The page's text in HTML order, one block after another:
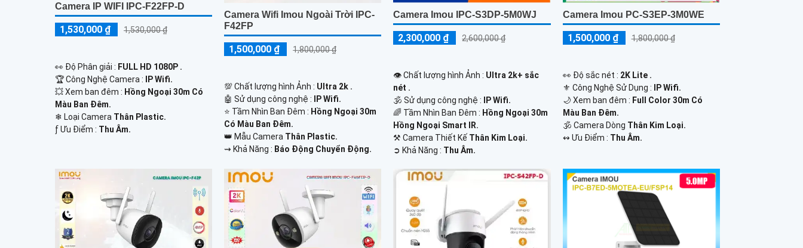
Camera IP WIFI IPC-F22FP-D
1,530,000 ₫ 1,530,000 ₫
️👀 Độ Phân giải : FULL HD 1080P .
🏆 Công Nghệ Camera :
IP Wifi.
💥 Xem ban đêm : Hồng Ngoại 30m Có
Màu Ban Đêm.
❄ Loại Camera Thân Plastic.
️ƒ Ưu Điểm : Thu Âm.
Camera Wifi Imou Ngoài Trời IPC-
F42FP
1,500,000 ₫ 1,800,000 ₫
💯 Chất lượng hình Ảnh : Ultra 2k .
🤖️ Sử dụng công nghệ :
IP Wifi.
⭐ Tầm Nhìn Ban Đêm : Hồng Ngoại 30m
Có Màu Ban Đêm.
👑 Mẫu Camera Thân Plastic.
️⇝ Khả Năng : Báo Động Chuyển Động.
Camera Imou IPC-S3DP-5M0WJ
2,300,000 ₫ 2,600,000 ₫
👁 Chất lượng hình Ảnh : Ultra 2k+ sắc
nét .
🕉️ Sử dụng công nghệ :
IP Wifi.
🌈 Tầm Nhìn Ban Đêm : Hồng Ngoại 30m
Hồng Ngoại Smart IR.
⚒ Camera Thiết Kế Thân Kim Loại.
️➲ Khả Năng : Thu Âm.
Camera Imou PC-S3EP-3M0WE
1,500,000 ₫ 1,800,000 ₫
️👀 Độ sắc nét : 2K Lite .
⚜️ Công Nghệ Sử Dụng :
IP Wifi.
🌙 Xem ban đêm : Full Color 30m Có
Màu Ban Đêm.
🕉️ Camera Dòng Thân Kim Loại.
️↭ Ưu Điểm : Thu Âm.